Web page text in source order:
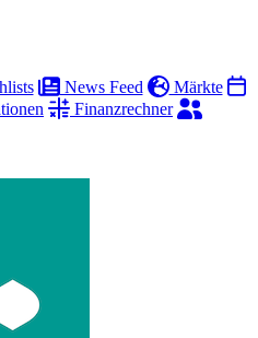
News Feed
Märkte
Finanzrechner